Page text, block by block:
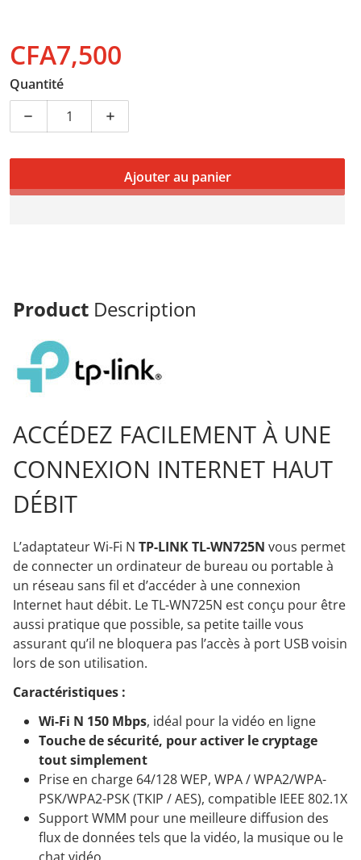
CFA7,500
Quantité
Diminuer la quantité pour TP-LINK Clé USB nano Wi-
Augmenter la quantité pour TP-LINK Clé
Ajouter au panier
Product Description
ACCÉDEZ FACILEMENT À UNE
CONNEXION INTERNET HAUT
DÉBIT
L’adaptateur Wi-Fi N TP-LINK TL-WN725N vous permet
de connecter un ordinateur de bureau ou portable à
un réseau sans fil et d’accéder à une connexion
Internet haut débit. Le TL-WN725N est conçu pour être
aussi pratique que possible, sa petite taille vous
assurant qu’il ne bloquera pas l’accès à port USB voisin
lors de son utilisation.
Caractéristiques :
Wi-Fi N 150 Mbps, idéal pour la vidéo en ligne
Touche de sécurité, pour activer le cryptage
tout simplement
Prise en charge 64/128 WEP, WPA / WPA2/WPA-
PSK/WPA2-PSK (TKIP / AES), compatible IEEE 802.1X
Support WMM pour une meilleure diffusion des
flux de données tels que la vidéo, la musique ou le
chat vidéo